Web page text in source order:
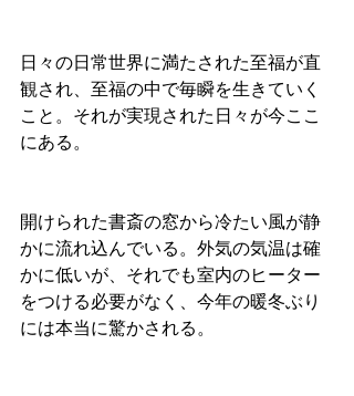
日々の日常世界に満たされた至福が直
観され、至福の中で毎瞬を生きていく
こと。それが実現された日々が今ここ
にある。
開けられた書斎の窓から冷たい風が静
かに流れ込んでいる。外気の気温は確
かに低いが、それでも室内のヒーター
をつける必要がなく、今年の暖冬ぶり
には本当に驚かされる。